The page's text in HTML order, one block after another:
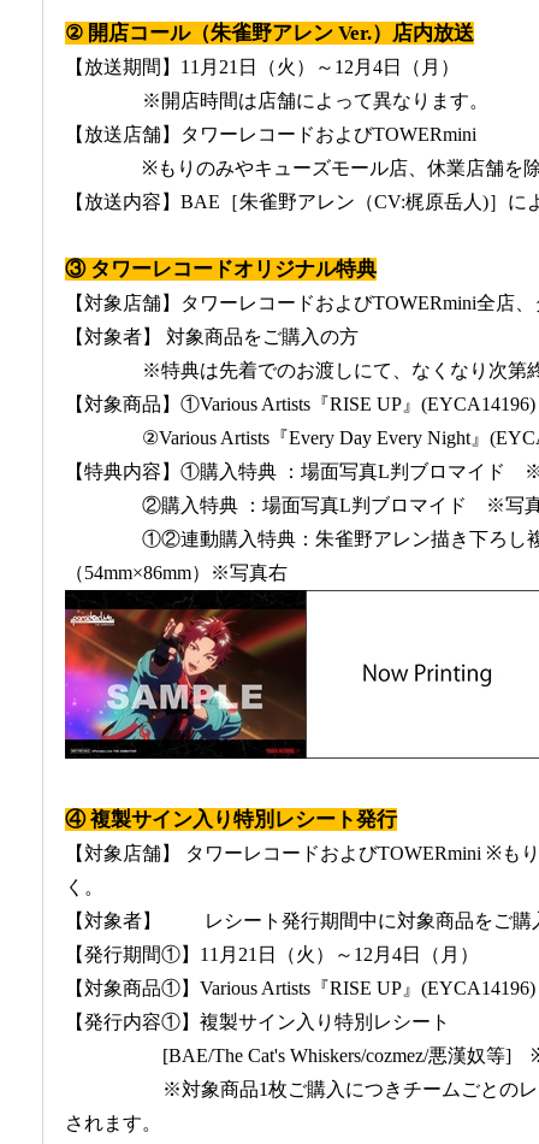
② 開店コール（朱雀野アレン Ver.）店内放送
【放送期間】11月21日（火）～12月4日（月）
※開店時間は店舗によって異なります。
【放送店舗】タワーレコードおよびTOWERmini
※もりのみやキューズモール店、休業店舗を
【放送内容】BAE［朱雀野アレン（CV:梶原岳人)］に
③ タワーレコードオリジナル特典
【対象店舗】タワーレコードおよびTOWERmini全店
【対象者】 対象商品をご購入の方
※特典は先着でのお渡しにて、なくなり次第
【対象商品】①Various Artists『RISE UP』(EYCA14196)
②Various Artists『Every Day Every Night』
【特典内容】①購入特典 ：場面写真L判ブロマイド
②購入特典 ：場面写真L判ブロマイド ※写
①②連動購入特典：朱雀野アレン描き下ろし
（54mm×86mm）※写真右
④ 複製サイン入り特別レシート発行
【対象店舗】 タワーレコードおよびTOWERmini ※も
く。
【対象者】 レシート発行期間中に対象商品をご購
【発行期間①】11月21日（火）～12月4日（月）
【対象商品①】Various Artists『RISE UP』(EYCA14196)
【発行内容①】複製サイン入り特別レシート
[BAE/The Cat's Whiskers/cozmez/悪漢奴等]
※対象商品1枚ご購入につきチームごとの
されます。